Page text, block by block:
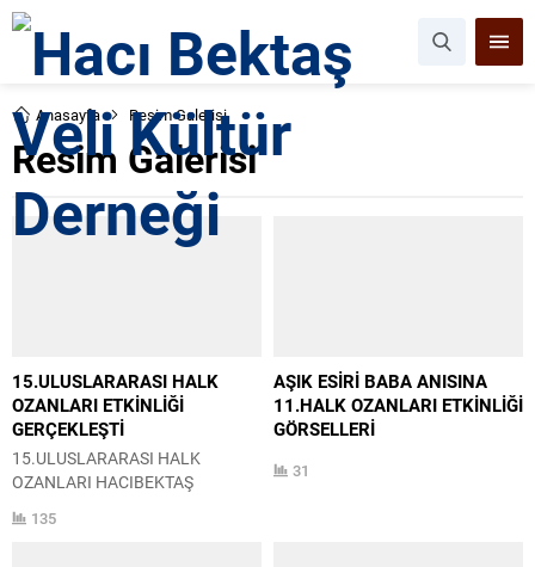
Anasayfa Resim Galerisi
Resim Galerisi
15.ULUSLARARASI HALK
OZANLARI ETKİNLİĞİ
GERÇEKLEŞTİ
15.ULUSLARARASI HALK
OZANLARI HACIBEKTAŞ
OZANLIK GELENEGİ’ KONU
135
AŞIK ESİRİ BABA ANISINA
11.HALK OZANLARI ETKİNLİĞİ
GÖRSELLERİ
31